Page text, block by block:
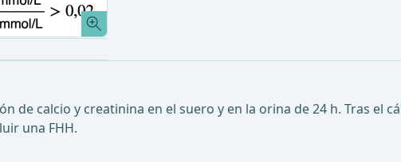
de calcio y creatinina en el suero y en la orina de 24 h. Tras el
una FHH.